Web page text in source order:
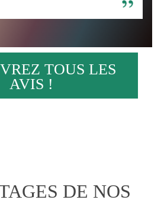
TOUS LES
AVIS !
DE NOS